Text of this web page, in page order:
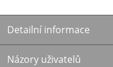
Detailní informace
Názory uživatelů